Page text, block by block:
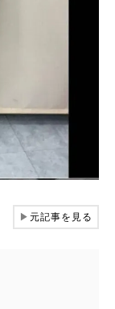
▶元記事を見る